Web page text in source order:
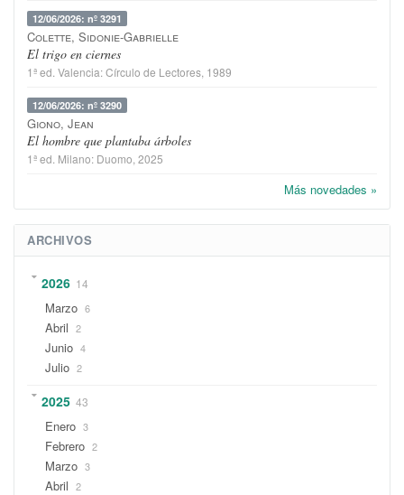
12/06/2026: nº 3291
Colette, Sidonie-Gabrielle
El trigo en ciernes
1ª ed. Valencia:Círculo de Lectores , 1989
12/06/2026: nº 3290
Giono, Jean
El hombre que plantaba árboles
1ª ed. Milano: Duomo , 2025
Más novedades »
ARCHIVOS
2026 14
Marzo 6
Abril 2
Junio 4
Julio 2
2025 43
Enero 3
Febrero 2
Marzo 3
Abril 2